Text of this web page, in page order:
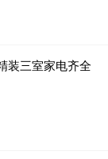
装三室家电齐全